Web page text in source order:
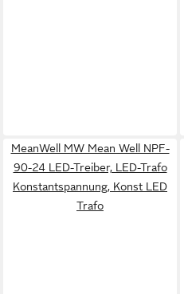
MeanWell MW Mean Well NPF-
90-24 LED-Treiber, LED-Trafo
Konstantspannung, Konst LED
Trafo